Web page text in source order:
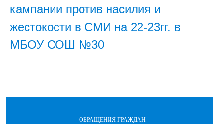
кампании против насилия и
жестокости в СМИ на 22-23гг. в
МБОУ СОШ №30
ОБРАЩЕНИЯ ГРАЖДАН